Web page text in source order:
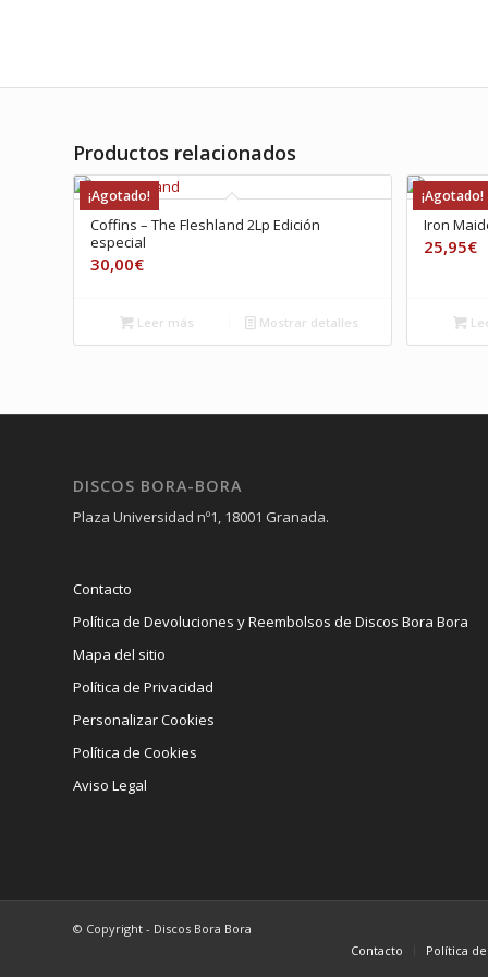
Productos relacionados
¡Agotado!
Coffins – The Fleshland 2Lp Edición
especial
30,00€
Leer más Mostrar detalles
¡Agotado!
Iron
25,95€
DISCOS BORA-BORA
Plaza Universidad nº1, 18001 Granada.
Contacto
Política de Devoluciones y Reembolsos de Discos Bora Bora
Mapa del sitio
Política de Privacidad
Personalizar Cookies
Política de Cookies
Aviso Legal
© Copyright - Discos Bora Bora
Contacto
Política